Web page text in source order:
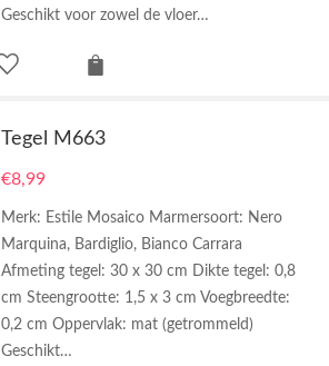
Geschikt voor zowel de vloer…
Tegel M663
€8,99
Merk: Estile Mosaico Marmersoort: Nero
Marquina, Bardiglio, Bianco Carrara
Afmeting tegel: 30 x 30 cm Dikte tegel: 0,8
cm Steengrootte: 1,5 x 3 cm Voegbreedte:
0,2 cm Oppervlak: mat (getrommeld)
Geschikt…